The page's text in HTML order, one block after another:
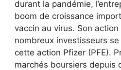
durant la pandémie,
boom de croissance
vaccin au virus. Son
nombreux investisseurs
cette action Pfizer (PFE).
marchés boursiers depuis